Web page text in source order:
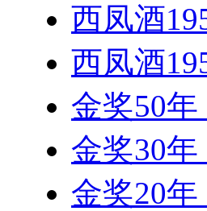
西凤酒
西凤酒
金奖50年
金奖30年
金奖20年